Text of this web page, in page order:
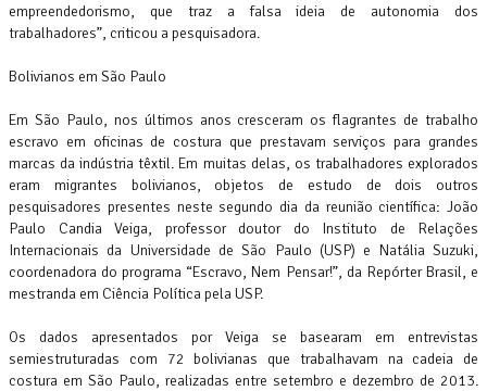
empreendedorismo, que traz a falsa ideia de autonomia dos
trabalhadores”, criticou a pesquisadora.
Bolivianos em São Paulo
Em São Paulo, nos últimos anos cresceram os flagrantes de trabalho
escravo em oficinas de costura que prestavam serviços para grandes
marcas da indústria têxtil. Em muitas delas, os trabalhadores explorados
eram migrantes bolivianos, objetos de estudo de dois outros
pesquisadores presentes neste segundo dia da reunião científica: João
Paulo Candia Veiga, professor doutor do Instituto de Relações
Internacionais da Universidade de São Paulo (USP) e Natália Suzuki,
coordenadora do programa “Escravo, Nem Pensar!”, da Repórter Brasil, e
mestranda em Ciência Política pela USP.
Os dados apresentados por Veiga se basearam em entrevistas
semiestruturadas com 72 bolivianas que trabalhavam na cadeia de
costura em São Paulo, realizadas entre setembro e dezembro de 2013.